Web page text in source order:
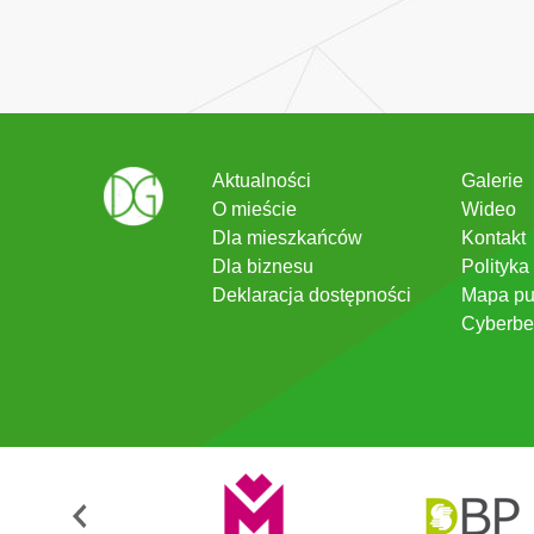
Aktualności
O mieście
Dla mieszkańców
Dla biznesu
Deklaracja dostępności
Galerie
Wideo
Kontakt
Mapa